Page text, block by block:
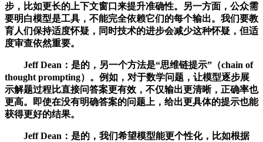
步，比如更长的上下文窗口来提升准确性。另一方面，公众需
要明白模型是工具，不能完全依赖它们的每个输出。我们要教
育人们保持适度怀疑，同时技术的进步会减少这种怀疑，但适
度审查依然重要。
Jeff Dean：是的，另一个方法是“思维链提示”（chain of
thought prompting）。例如，对于数学问题，让模型逐步展
示解题过程比直接问答案更有效，不仅输出更清晰，正确率也
更高。即使在没有明确答案的问题上，给出更具体的提示也能
获得更好的结果。
Jeff Dean：是的，我们希望模型能更个性化，比如根据